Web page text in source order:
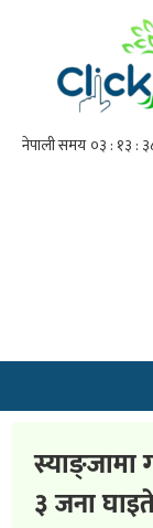
स्याङ्जामा
३ जना